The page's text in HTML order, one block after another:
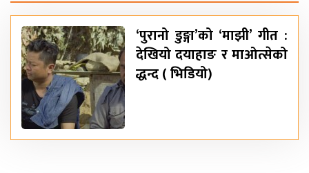
‘पुरानो डुङ्गा’को ‘माझी’ गीत :
देखियो दयाहाङ र माओत्सेको
द्धन्द ( भिडियो)